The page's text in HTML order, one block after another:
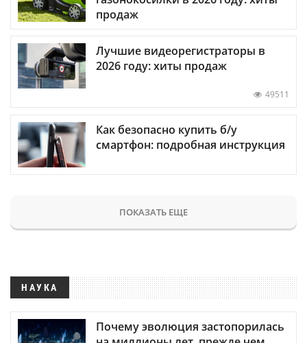
продаж
Лучшие видеорегистраторы в
2026 году: хиты продаж
49511
Как безопасно купить б/у
смартфон: подробная инструкция
ПОКАЗАТЬ ЕЩЕ
НАУКА
Почему эволюция застопорилась